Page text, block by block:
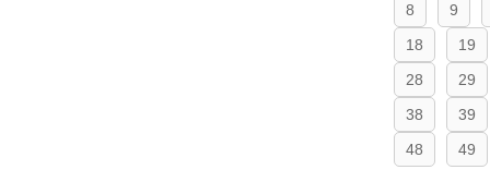
8
9
18
19
28
29
38
39
48
49